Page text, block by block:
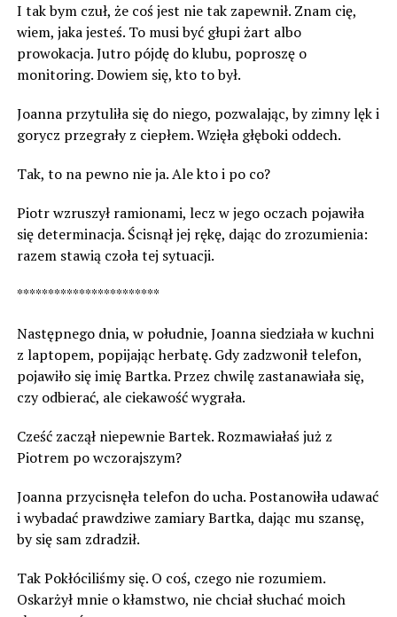
I tak bym czuł, że coś jest nie tak zapewnił. Znam cię,
wiem, jaka jesteś. To musi być głupi żart albo
prowokacja. Jutro pójdę do klubu, poproszę o
monitoring. Dowiem się, kto to był.
Joanna przytuliła się do niego, pozwalając, by zimny lęk i
gorycz przegrały z ciepłem. Wzięła głęboki oddech.
Tak, to na pewno nie ja. Ale kto i po co?
Piotr wzruszył ramionami, lecz w jego oczach pojawiła
się determinacja. Ścisnął jej rękę, dając do zrozumienia:
razem stawią czoła tej sytuacji.
***********************
Następnego dnia, w południe, Joanna siedziała w kuchni
z laptopem, popijając herbatę. Gdy zadzwonił telefon,
pojawiło się imię Bartka. Przez chwilę zastanawiała się,
czy odbierać, ale ciekawość wygrała.
Cześć zaczął niepewnie Bartek. Rozmawiałaś już z
Piotrem po wczorajszym?
Joanna przycisnęła telefon do ucha. Postanowiła udawać
i wybadać prawdziwe zamiary Bartka, dając mu szansę,
by się sam zdradził.
Tak Pokłóciliśmy się. O coś, czego nie rozumiem.
Oskarżył mnie o kłamstwo, nie chciał słuchać moich